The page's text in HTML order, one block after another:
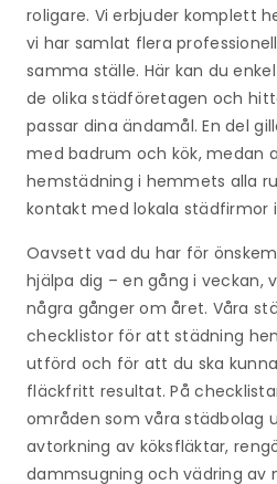
roligare. Vi erbjuder komplett
vi har samlat flera
samma ställe. Här kan du
de olika städföretagen och
passar dina ändamål. En del
med badrum och kök, medan
hemstädning i hemmets alla
kontakt med lokala städfirmor i
Oavsett vad du har för
hjälpa dig – en gång i veckan,
några gånger om året. Våra
checklistor för att städning
utförd och för att du ska
fläckfritt resultat. På
områden som våra städbolag
avtorkning av köksfläktar,
dammsugning och vädring av